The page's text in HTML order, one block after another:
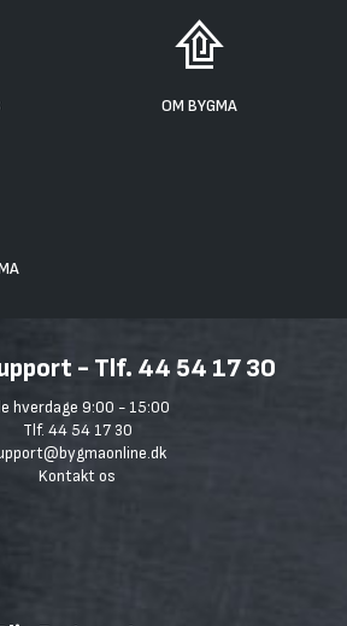
OM BYGMA
- Tlf. 44 54 17 30
hverdage 9:00 - 15:00
Tlf. 44 54 17 30
Kontakt os